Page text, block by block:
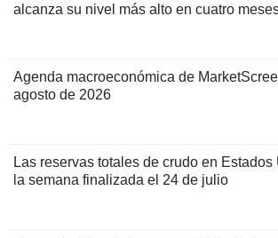
alcanza su nivel más alto en cuatro
Agenda macroeconómica de
agosto de 2026
Las reservas totales de crudo en
la semana finalizada el 24 de julio